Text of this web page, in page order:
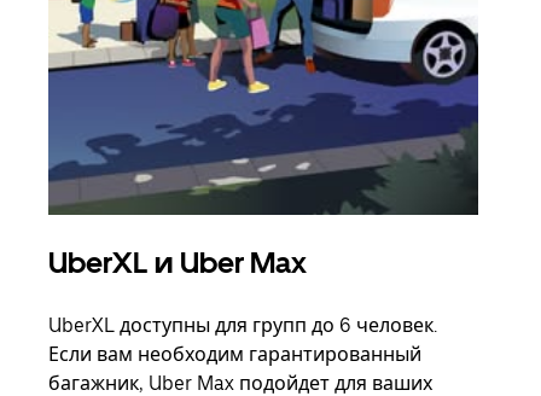
UberXL и Uber Max
UberXL доступны для групп до 6 человек.
Если вам необходим гарантированный
багажник, Uber Max подойдет для ваших